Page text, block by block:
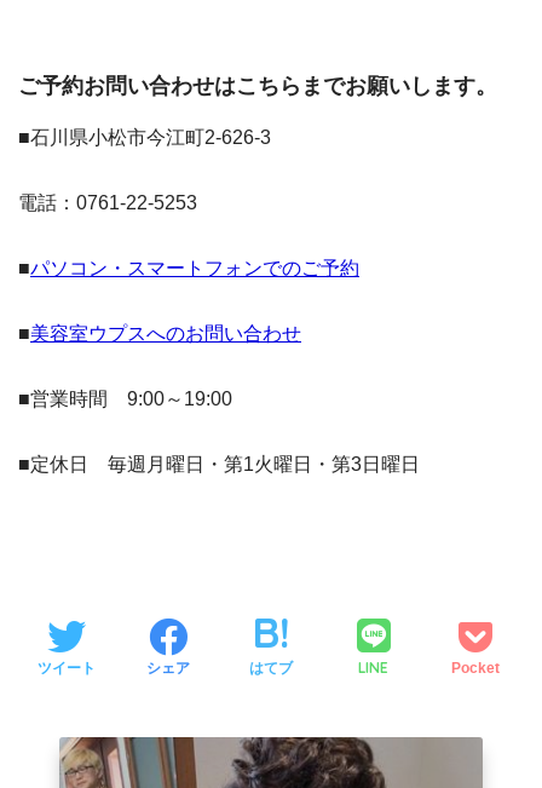
ご予約お問い合わせはこちらまでお願いします。
■石川県小松市今江町2-626-3
電話：0761-22-5253
■パソコン・スマートフォンでのご予約
■美容室ウプスへのお問い合わせ
■営業時間 9:00～19:00
■定休日 毎週月曜日・第1火曜日・第3日曜日
ツイート シェア はてブ LINE Pocket